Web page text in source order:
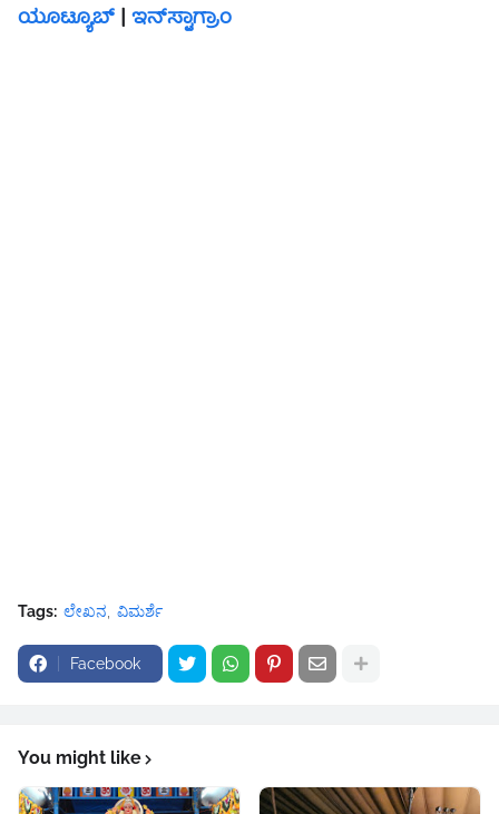
ಯೂಟ್ಯೂಬ್|ಇನ್‌ಸ್ಟಾಗ್ರಾಂ
Tags: ಲೇಖನ ವಿಮರ್ಶೆ
Facebook
You might like